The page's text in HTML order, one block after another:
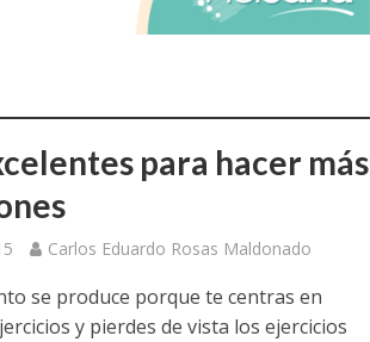
para hacer más
Carlos Eduardo Rosas Maldonado
se produce porque te centras en
y pierdes de vista los ejercicios